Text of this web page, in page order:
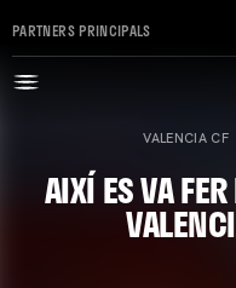
PARTNERS PRINCIPALS
VALENCIA CF
AIXÍ ES VA